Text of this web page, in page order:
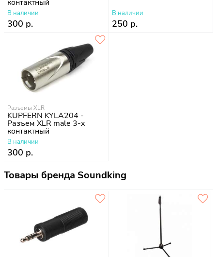
контактный
В наличии
300 р.
В наличии
250 р.
Разъемы XLR
KUPFERN KYLA204 -
Разъем XLR male 3-х
контактный
В наличии
300 р.
Товары бренда Soundking